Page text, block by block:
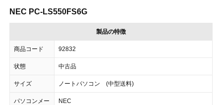
NEC PC-LS550FS6G
製品の特徴
商品コード 92832
状態 中古品
サイズ ノートパソコン (中型送料)
パソコンメー
NEC